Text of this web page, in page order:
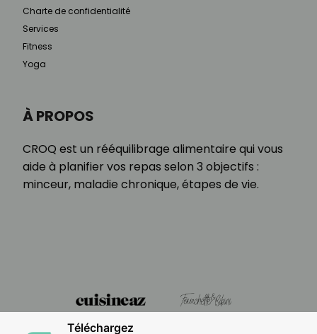
À PROPOS
CROQ est un rééquilibrage alimentaire qui vous
aide à planifier vos repas selon 3 objectifs :
minceur, maladie chronique, étapes de vie.
Charte de confidentialité
Services
Fitness
Yoga
Téléchargez